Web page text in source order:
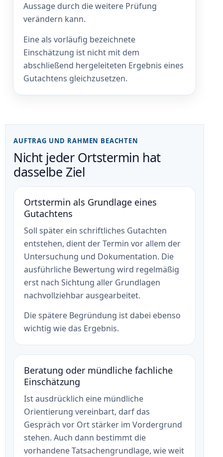
Aussage durch die weitere Prüfung
verändern kann.
Eine als vorläufig bezeichnete
Einschätzung ist nicht mit dem
abschließend hergeleiteten Ergebnis eines
Gutachtens gleichzusetzen.
AUFTRAG UND RAHMEN BEACHTEN
Nicht jeder Ortstermin hat
dasselbe Ziel
Ortstermin als Grundlage eines
Gutachtens
Soll später ein schriftliches Gutachten
entstehen, dient der Termin vor allem der
Untersuchung und Dokumentation. Die
ausführliche Bewertung wird regelmäßig
erst nach Sichtung aller Grundlagen
nachvollziehbar ausgearbeitet.
Die spätere Begründung ist dabei ebenso
wichtig wie das Ergebnis.
Beratung oder mündliche fachliche
Einschätzung
Ist ausdrücklich eine mündliche
Orientierung vereinbart, darf das
Gespräch vor Ort stärker im Vordergrund
stehen. Auch dann bestimmt die
vorhandene Tatsachengrundlage, wie weit